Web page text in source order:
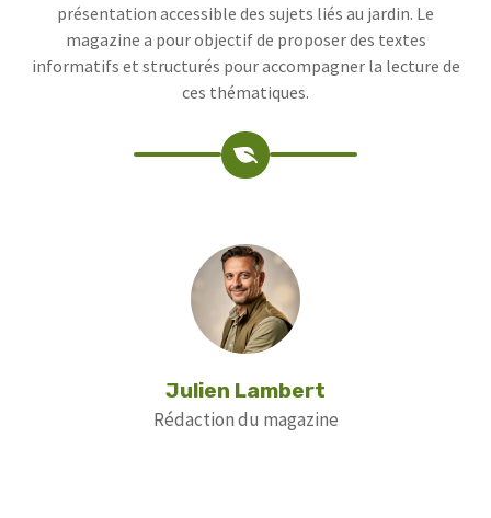
présentation accessible des sujets liés au jardin. Le
magazine a pour objectif de proposer des textes
informatifs et structurés pour accompagner la lecture de
ces thématiques.
Julien Lambert
Rédaction du magazine